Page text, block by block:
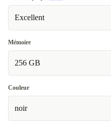
Excellent
Mémoire
256 GB
Couleur
noir